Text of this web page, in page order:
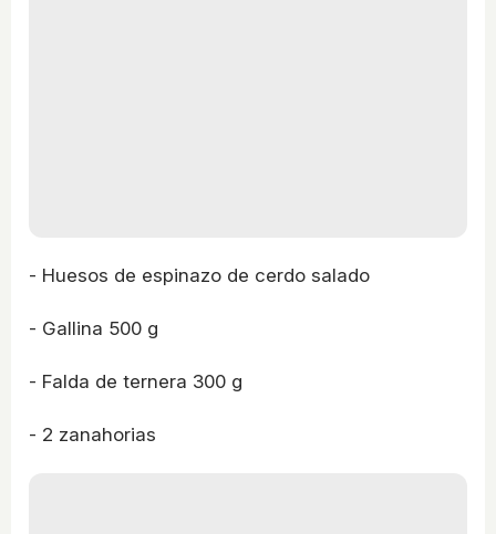
- Huesos de espinazo de cerdo salado
- Gallina 500 g
- Falda de ternera 300 g
- 2 zanahorias